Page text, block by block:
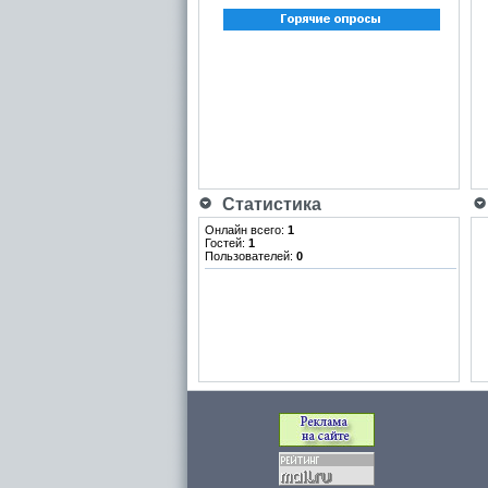
Статистика
Онлайн всего: 1
Гостей: 1
Пользователей: 0